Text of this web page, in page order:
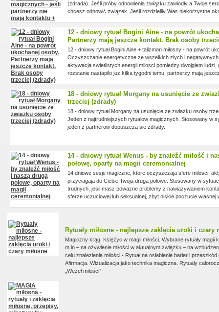
(zdrada). Jeśli próby odnowienia związku zawiodły a Twoje
chcesz odnowić związek. Jeśli rozdzieliły Was niekorzystne
12 - dniowy rytuał Bogini Aine - na powrót
Partnerzy mają jeszcze kontakt. Brak osoby
12 - dniowy rytuał Bogini Aine + talizman milosny - na powrót
Oczyszczanie energetyczne ze wszelkich zlych i negatywnych
aktywacja swietlistych energii milosci pomiedzy dwojgiem ludzi,
rozstanie nastapilo juz kilka tygodni temu, partnerzy mają
18 - dniowy rytuał Morgany na usunięcie ze
trzeciej (zdrady)
18 - dniowy rytuał Morgany na usunięcie ze zwiazku osoby
Jeden z najtrudniejszych rytualow magicznych. Stosowany w
jeden z partnerow dopuszcza sie zdrady.
14 - dniowy rytuał Wenus - by znaleźć miłość i
połowę, oparty na magii ceremonialnej
14 dniowe sesje magiczne, ktore oczyszczaja sfere milosci,
przyciagaja do Ciebie Twoja druga polowe. Stosowany w
trudnych, jesli masz powazne problemy z nawiazywaniem
sferze uczuciowej lub seksualnej, zbyt niskie poczucie wlasnej
Rytuały miłosne - najlepsze zaklęcia uroki i czary
Magiczny krąg. Księżyc w magii miłości. Wybrane rytuały magii
m.in – na ożywienie miłości w aktualnym związku – na
celu znalezienia miłości - Rytuał na osłabienie barier i
Afirmacja. Wizualizacja jako technika magiczna. Rytuały
„Węzeł miłości”